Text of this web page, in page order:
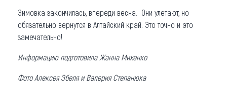
Зимовка закончилась, впереди весна. Они улетают, но
обязательно вернутся в Алтайский край. Это точно и это
замечательно!
Информацию подготовила Жанна Михенко
Фото Алексея Эбеля и Валерия Степанюка